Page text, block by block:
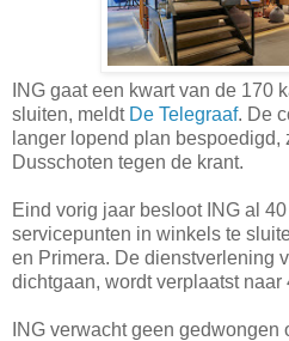
ING gaat een kwart van de 170
sluiten, meldt De Telegraaf. De
langer lopend plan bespoedigd,
Dusschoten tegen de krant.
Eind vorig jaar besloot ING al
servicepunten in winkels te
en Primera. De dienstverlening
dichtgaan, wordt verplaatst naar
ING verwacht geen